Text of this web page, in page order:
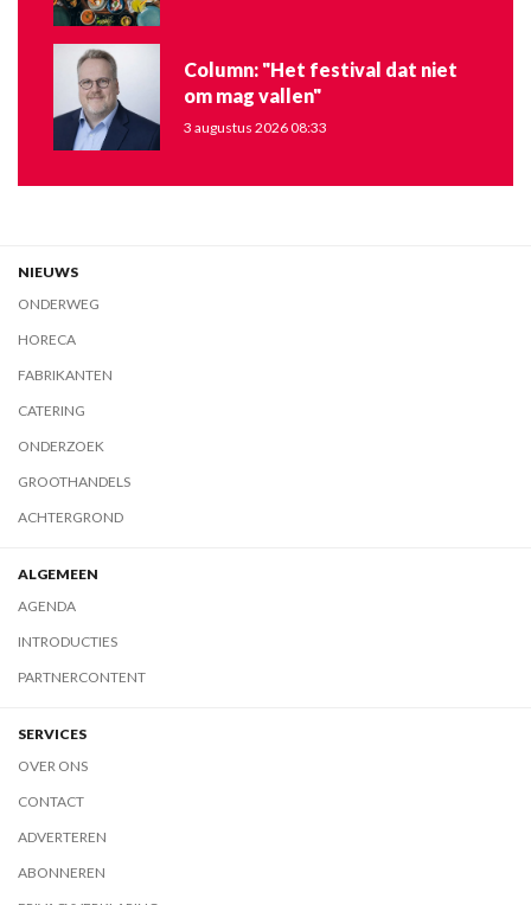
Column: "Het festival dat niet
om mag vallen"
3 augustus 2026 08:33
NIEUWS
ONDERWEG
HORECA
FABRIKANTEN
CATERING
ONDERZOEK
GROOTHANDELS
ACHTERGROND
ALGEMEEN
AGENDA
INTRODUCTIES
PARTNERCONTENT
SERVICES
OVER ONS
CONTACT
ADVERTEREN
ABONNEREN